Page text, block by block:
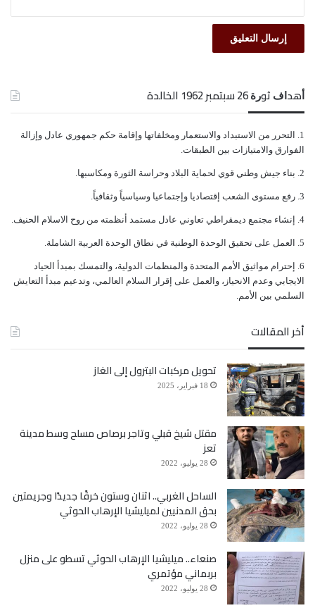
ﺃﻫﺪﺍﻑ ﺛﻮﺭﺓ 26 ﺳﺒﺘﻤﺒﺮ 1962 الخالدة
ﺍﻟﺘﺤﺮﺭ ﻣﻦ ﺍﻻﺳﺘﺒﺪﺍﺩ ﻭﺍﻻﺳﺘﻌﻤﺎﺭ ﻭﻣﺨﻠﻔﺎﺗﻬﺎ ﻭﺇﻗﺎﻣﺔ ﺣﻜﻢ ﺟﻤﻬﻮﺭﻱ ﻋﺎﺩﻝ ﻭﺇﺯﺍﻟﺔ
ﺍﻟﻔﻮﺍﺭﻕ ﻭﺍﻻﻣﺘﻴﺎﺯﺍﺕ ﺑﻴﻦ ﺍﻟﻄﺒﻘﺎﺕ.
ﺑﻨﺎﺀ ﺟﻴﺶ ﻭﻃﻨﻲ ﻗﻮﻱ ﻟﺤﻤﺎﻳﺔ ﺍﻟﺒﻼﺩ ﻭﺣﺮﺍﺳﺔ ﺍﻟﺜﻮﺭﺓ ﻭﻣﻜﺎﺳﺒﻬﺎ.
ﺭﻓﻊ ﻣﺴﺘﻮﻯ ﺍﻟﺸﻌﺐ ﺇﻗﺘﺼﺎﺩﻳﺎ ﻭﺇﺟﺘﻤﺎﻋﻴﺎ ﻭﺳﻴﺎﺳﻴﺎً ﻭﺛﻘﺎﻓﻴﺎً.
ﺇﻧﺸﺎﺀ ﻣﺠﺘﻤﻊ ﺩﻳﻤﻘﺮﺍﻃﻲ ﺗﻌﺎﻭﻧﻲ ﻋﺎﺩﻝ ﻣﺴﺘﻤﺪ ﺃﻧﻈﻤﺘﻪ ﻣﻦ ﺭﻭﺡ ﺍﻻﺳﻼﻡ ﺍﻟﺤﻨﻴﻒ.
ﺍﻟﻌﻤﻞ ﻋﻠﻰ ﺗﺤﻘﻴﻖ ﺍﻟﻮﺣﺪﺓ ﺍﻟﻮﻃﻨﻴﺔ ﻓﻲ ﻧﻄﺎﻕ ﺍﻟﻮﺣﺪﺓ ﺍﻟﻌﺮﺑﻴﺔ ﺍﻟﺸﺎﻣﻠﺔ.
ﺇﺣﺘﺮﺍﻡ ﻣﻮﺍﺛﻴﻖ الأﻣﻢ ﺍﻟﻤﺘﺤﺪﺓ ﻭﺍﻟﻤﻨﻈﻤﺎﺕ ﺍﻟﺪﻭﻟﻴﺔ، ﻭﺍﻟﺘﻤﺴﻚ ﺑﻤﺒﺪﺃ ﺍﻟﺤﻴﺎﺩ
ﺍﻻﻳﺠﺎﺑﻲ ﻭﻋﺪﻡ ﺍﻻﻧﺤﻴﺎﺯ، ﻭﺍﻟﻌﻤﻞ ﻋﻠﻰ ﺇﻗﺮﺍﺭ ﺍﻟﺴﻼﻡ ﺍﻟﻌﺎﻟﻤﻲ، ﻭﺗﺪﻋﻴﻢ ﻣﺒﺪﺃ ﺍﻟﺘﻌﺎﻳﺶ
ﺍﻟﺴﻠﻤﻲ ﺑﻴﻦ ﺍﻷﻣﻢ.
أخر المقالات
تحويل مركبات البترول إلى الغاز
18 فبراير، 2025
مقتل شيخ قبلي وتاجر برصاص مسلح وسط مدينة
تعز
28 يوليو، 2022
الساحل الغربي.. اثنان وستون خرقًا جديدًا وجريمتين
بحق المدنيين لميليشيا الإرهاب الحوثي
28 يوليو، 2022
صنعاء.. ميليشيا الإرهاب الحوثي تسطو على منزل
بربماني مؤتمري
28 يوليو، 2022